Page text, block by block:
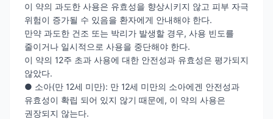
이 약의 과도한 사용은 유효성을 향상시키지 않고 피부 자극
위험이 증가될 수 있음을 환자에게 안내해야 한다.
만약 과도한 건조 또는 박리가 발생할 경우, 사용 빈도를
줄이거나 일시적으로 사용을 중단해야 한다.
이 약의 12주 초과 사용에 대한 안전성과 유효성은 평가되지
않았다.
● 소아(만 12세 미만): 만 12세 미만의 소아에겐 안전성과
유효성이 확립 되어 있지 않기 때문에, 이 약의 사용은
권장되지 않는다.